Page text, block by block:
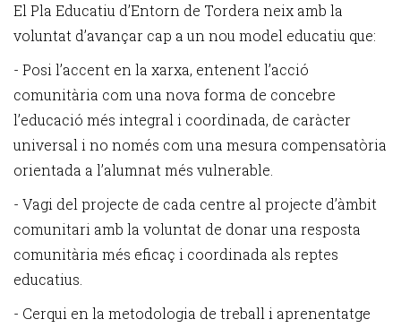
El Pla Educatiu d’Entorn de Tordera neix amb la
voluntat d’avançar cap a un nou model educatiu que:
- Posi l’accent en la xarxa, entenent l’acció
comunitària com una nova forma de concebre
l’educació més integral i coordinada, de caràcter
universal i no només com una mesura compensatòria
orientada a l’alumnat més vulnerable.
- Vagi del projecte de cada centre al projecte d’àmbit
comunitari amb la voluntat de donar una resposta
comunitària més eficaç i coordinada als reptes
educatius.
- Cerqui en la metodologia de treball i aprenentatge